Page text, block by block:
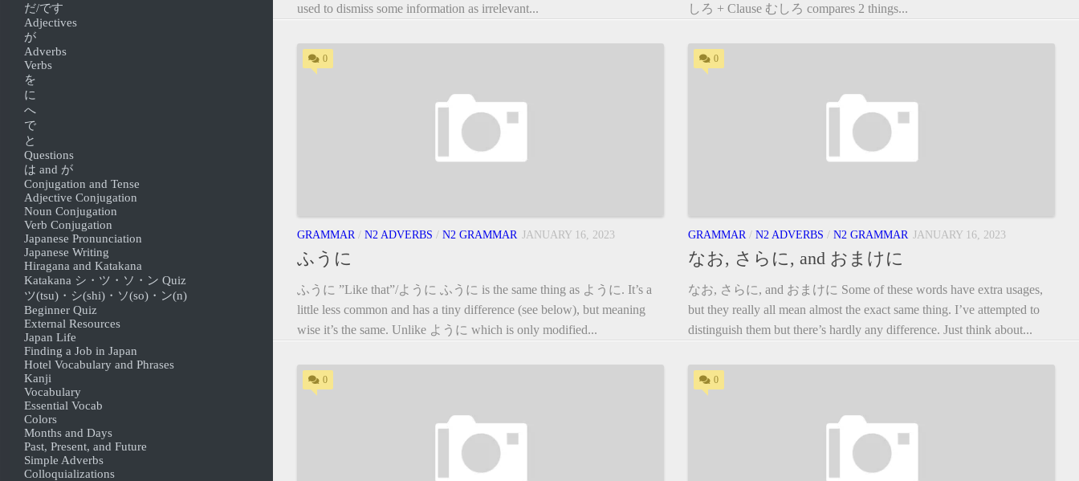
used to dismiss some information as irrelevant...
しろ + Clause むしろ compares 2 things...
0
GRAMMAR / N2 ADVERBS / N2 GRAMMAR JANUARY 16, 2023
ふうに
ふうに ”Like that”/ように ふうに is the same thing as ように. It’s a
little less common and has a tiny difference (see below), but meaning
wise it’s the same. Unlike ように which is only modified...
0
GRAMMAR / N2 ADVERBS / N2 GRAMMAR JANUARY 16, 2023
なお, さらに, and おまけに
なお, さらに, and おまけに Some of these words have extra usages,
but they really all mean almost the exact same thing. I’ve attempted to
distinguish them but there’s hardly any difference. Just think about...
0 0
だ/です
Adjectives
が
Adverbs
Verbs
を
に
へ
で
と
Questions
は and が
Conjugation and Tense
Adjective Conjugation
Noun Conjugation
Verb Conjugation
Japanese Pronunciation
Japanese Writing
Hiragana and Katakana
Katakana シ・ツ・ソ・ン Quiz
ツ(tsu)・シ(shi)・ソ(so)・ン(n)
Beginner Quiz
External Resources
Japan Life
Finding a Job in Japan
Hotel Vocabulary and Phrases
Kanji
Vocabulary
Essential Vocab
Colors
Months and Days
Past, Present, and Future
Simple Adverbs
Colloquializations